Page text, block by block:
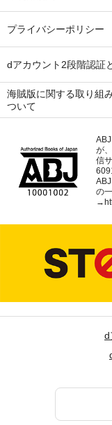
プライバシーポリシー
dアカウント2段階認証
海賊版に関する取り組
ついて
が
信
の
→
d